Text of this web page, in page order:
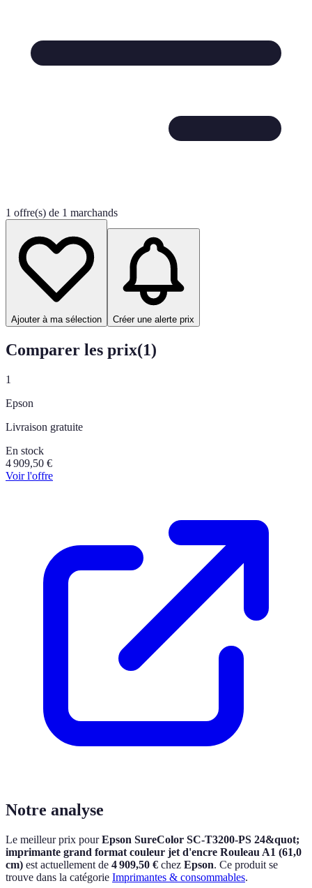
1 offre(s) de 1 marchands
Ajouter à ma sélection Créer une alerte prix
Comparer les prix(1)
1
Epson
Livraison gratuite
En stock
4 909,50 €
Voir l'offre
Notre analyse
Le meilleur prix pourEpson SureColor SC-T3200-PS 24&quot;
imprimante grand format couleur jet d'encre Rouleau A1 (61,0
cm) est actuellement de 4 909,50 € chez Epson. Ce produit se
trouve dans la catégorie Imprimantes & consommables.